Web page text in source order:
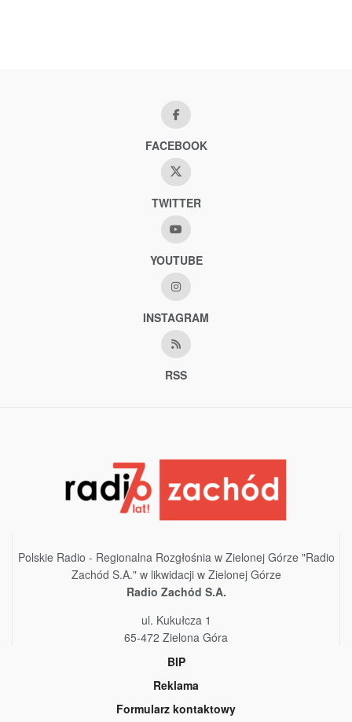
FACEBOOK
TWITTER
YOUTUBE
INSTAGRAM
RSS
Polskie Radio - Regionalna Rozgłośnia w Zielonej Górze "Radio
Zachód S.A." w likwidacji w Zielonej Górze
Radio Zachód S.A.
ul. Kukułcza 1
65-472 Zielona Góra
BIP
Reklama
Formularz kontaktowy